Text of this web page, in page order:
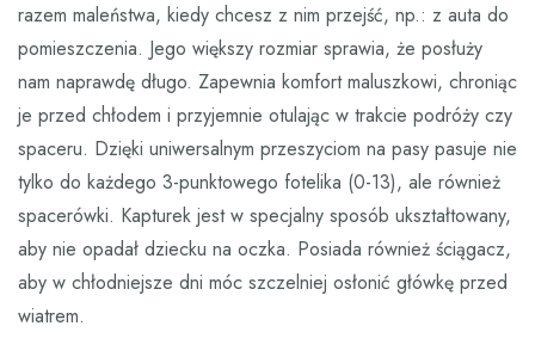
razem maleństwa, kiedy chcesz z nim przejść, np.: z auta do
pomieszczenia. Jego większy rozmiar sprawia, że posłuży
nam naprawdę długo. Zapewnia komfort maluszkowi, chroniąc
je przed chłodem i przyjemnie otulając w trakcie podróży czy
spaceru. Dzięki uniwersalnym przeszyciom na pasy pasuje nie
tylko do każdego 3-punktowego fotelika (0-13), ale również
spacerówki. Kapturek jest w specjalny sposób ukształtowany,
aby nie opadał dziecku na oczka. Posiada również ściągacz,
aby w chłodniejsze dni móc szczelniej osłonić główkę przed
wiatrem.